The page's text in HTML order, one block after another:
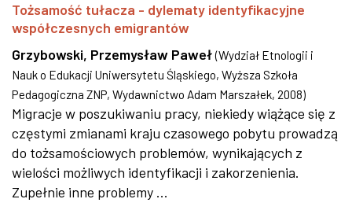
Tożsamość tułacza - dylematy identyfikacyjne
współczesnych emigrantów
Grzybowski, Przemysław Paweł (Wydział Etnologii i
Nauk o Edukacji Uniwersytetu Śląskiego, Wyższa Szkoła
Pedagogiczna ZNP, Wydawnictwo Adam Marszałek, 2008)
Migracje w poszukiwaniu pracy, niekiedy wiążące się z
częstymi zmianami kraju czasowego pobytu prowadzą
do tożsamościowych problemów, wynikających z
wielości możliwych identyfikacji i zakorzenienia.
Zupełnie inne problemy ...